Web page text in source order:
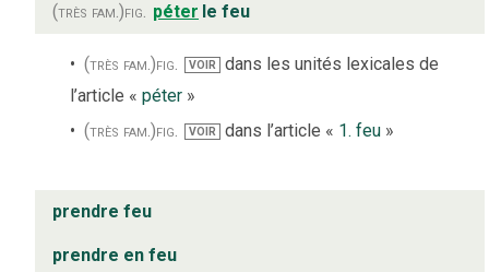
(très fam.)fig. péter le feu
(très fam.)fig. VOIR dans les unités lexicales de
l’article « péter »
(très fam.)fig. VOIR dans l’article « 1. feu»
prendre feu
prendre en feu